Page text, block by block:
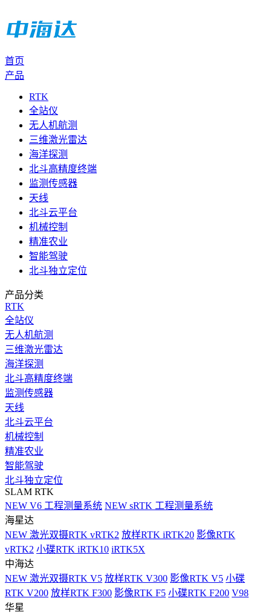
首页
产品
RTK
全站仪
无人机航测
三维激光雷达
海洋探测
北斗高精度终端
监测传感器
天线
北斗云平台
机械控制
精准农业
智能驾驶
北斗独立定位
产品分类
RTK
全站仪
无人机航测
三维激光雷达
海洋探测
北斗高精度终端
监测传感器
天线
北斗云平台
机械控制
精准农业
智能驾驶
北斗独立定位
SLAM RTK
NEW V6 工程测量系统 NEW sRTK 工程测量系统
海星达
NEW 激光双摄RTK vRTK2 放样RTK iRTK20 影像RTK
vRTK2 小碟RTK iRTK10 iRTK5X
中海达
NEW 激光双摄RTK V5 放样RTK V300 影像RTK V5 小碟
RTK V200 放样RTK F300 影像RTK F5 小碟RTK F200 V98
华星